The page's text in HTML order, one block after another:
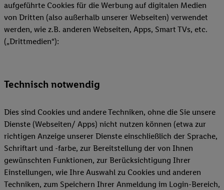
aufgeführte Cookies für die Werbung auf digitalen Medien
von Dritten (also außerhalb unserer Webseiten) verwendet
werden, wie z.B. anderen Webseiten, Apps, Smart TVs, etc.
(„Drittmedien“):
Technisch notwendig
Dies sind Cookies und andere Techniken, ohne die Sie unsere
Dienste (Webseiten/ Apps) nicht nutzen können (etwa zur
richtigen Anzeige unserer Dienste einschließlich der Sprache,
Schriftart und -farbe, zur Bereitstellung der von Ihnen
gewünschten Funktionen, zur Berücksichtigung Ihrer
Einstellungen, wie Ihre Auswahl zu Cookies und anderen
Techniken, zum Speichern Ihrer Anmeldung im Login-Bereich,